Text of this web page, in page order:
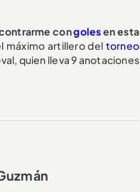
congolesen esta
máximo artillero del torneo
quien lleva 9 anotaciones